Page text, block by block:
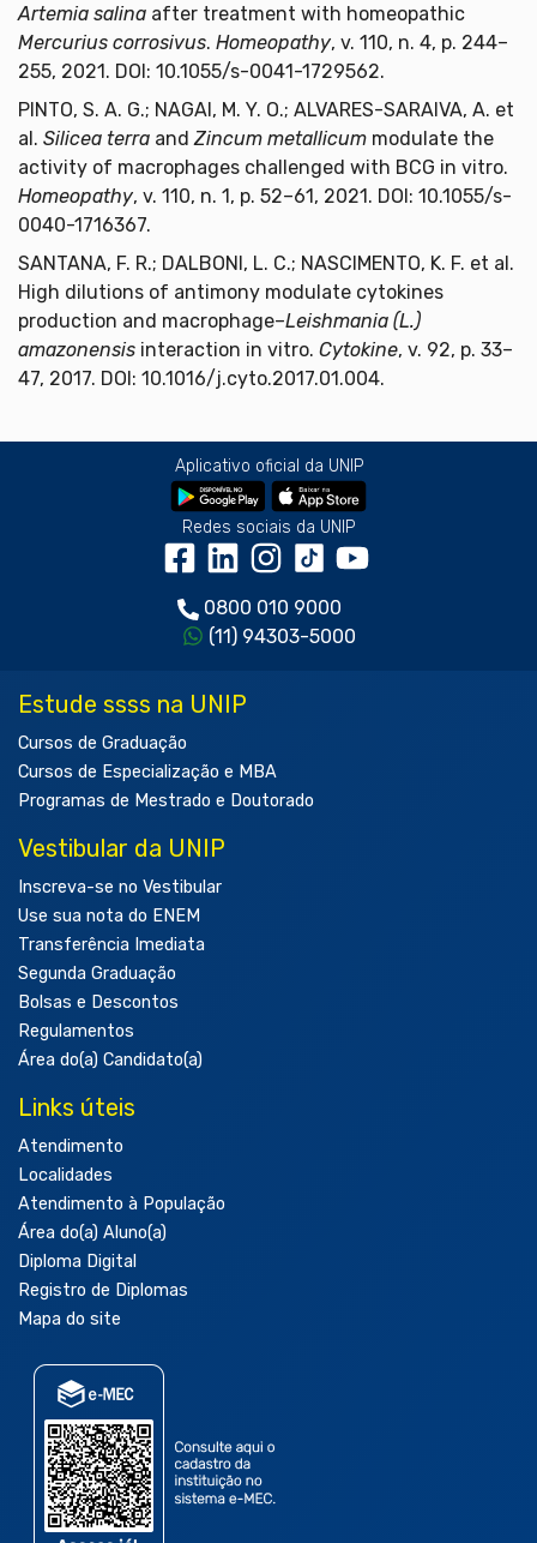
Artemia salina after treatment with homeopathic
Mercurius corrosivus. Homeopathy, v. 110, n. 4, p. 244–
255, 2021. DOI: 10.1055/s-0041-1729562.
PINTO, S. A. G.; NAGAI, M. Y. O.; ALVARES-SARAIVA, A. et
al. Silicea terra and Zincum metallicum modulate the
activity of macrophages challenged with BCG in vitro.
Homeopathy, v. 110, n. 1, p. 52–61, 2021. DOI: 10.1055/s-
0040-1716367.
SANTANA, F. R.; DALBONI, L. C.; NASCIMENTO, K. F. et al.
High dilutions of antimony modulate cytokines
production and macrophage–Leishmania (L.)
amazonensis interaction in vitro. Cytokine, v. 92, p. 33–
47, 2017. DOI: 10.1016/j.cyto.2017.01.004.
Aplicativo oficial da UNIP
Redes sociais da UNIP
0800 010 9000
(11) 94303-5000
Estude ssss na UNIP
Cursos de Graduação
Cursos de Especialização e MBA
Programas de Mestrado e Doutorado
Vestibular da UNIP
Inscreva-se no Vestibular
Use sua nota do ENEM
Transferência Imediata
Segunda Graduação
Bolsas e Descontos
Regulamentos
Área do(a) Candidato(a)
Links úteis
Atendimento
Localidades
Atendimento à População
Área do(a) Aluno(a)
Diploma Digital
Registro de Diplomas
Mapa do site